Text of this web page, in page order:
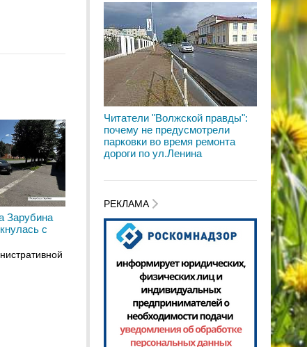
Зарубина
с
Читатели "Волжской правды":
почему не предусмотрели
парковки во время ремонта
дороги по ул.Ленина
РЕКЛАМА